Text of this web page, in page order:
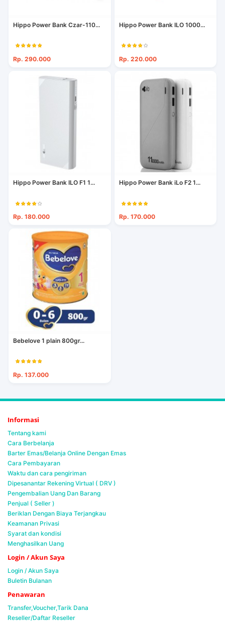
Hippo Power Bank Czar-110...
Rp. 290.000
Hippo Power Bank ILO 1000...
Rp. 220.000
Hippo Power Bank ILO F1 1...
Rp. 180.000
Hippo Power Bank iLo F2 1...
Rp. 170.000
Bebelove 1 plain 800gr...
Rp. 137.000
Informasi
Tentang kami
Cara Berbelanja
Barter Emas/Belanja Online Dengan Emas
Cara Pembayaran
Waktu dan cara pengiriman
Dipesanantar Rekening Virtual ( DRV )
Pengembalian Uang Dan Barang
Penjual ( Seller )
Beriklan Dengan Biaya Terjangkau
Keamanan Privasi
Syarat dan kondisi
Menghasilkan Uang
Login / Akun Saya
Login / Akun Saya
Buletin Bulanan
Penawaran
Transfer,Voucher,Tarik Dana
Reseller/Daftar Reseller